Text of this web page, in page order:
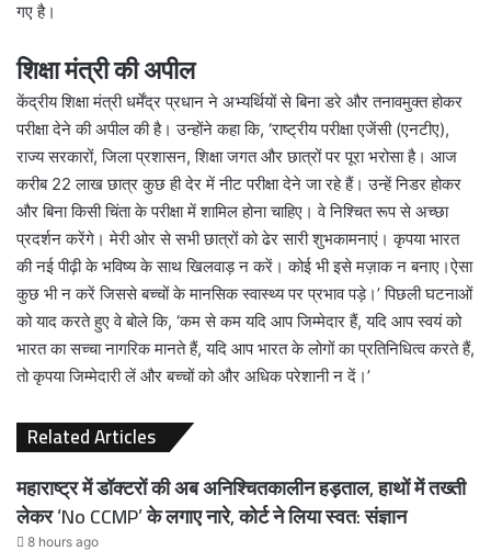
गए है।
शिक्षा मंत्री की अपील
केंद्रीय शिक्षा मंत्री धर्मेंद्र प्रधान ने अभ्यर्थियों से बिना डरे और तनावमुक्त होकर
परीक्षा देने की अपील की है। उन्होंने कहा कि, ‘राष्ट्रीय परीक्षा एजेंसी (एनटीए),
राज्य सरकारों, जिला प्रशासन, शिक्षा जगत और छात्रों पर पूरा भरोसा है। आज
करीब 22 लाख छात्र कुछ ही देर में नीट परीक्षा देने जा रहे हैं। उन्हें निडर होकर
और बिना किसी चिंता के परीक्षा में शामिल होना चाहिए। वे निश्चित रूप से अच्छा
प्रदर्शन करेंगे। मेरी ओर से सभी छात्रों को ढेर सारी शुभकामनाएं। कृपया भारत
की नई पीढ़ी के भविष्य के साथ खिलवाड़ न करें। कोई भी इसे मज़ाक न बनाए।ऐसा
कुछ भी न करें जिससे बच्चों के मानसिक स्वास्थ्य पर प्रभाव पड़े।’ पिछली घटनाओं
को याद करते हुए वे बोले कि, ‘कम से कम यदि आप जिम्मेदार हैं, यदि आप स्वयं को
भारत का सच्चा नागरिक मानते हैं, यदि आप भारत के लोगों का प्रतिनिधित्व करते हैं,
तो कृपया जिम्मेदारी लें और बच्चों को और अधिक परेशानी न दें।’
Related Articles
महाराष्ट्र में डॉक्टरों की अब अनिश्चितकालीन हड़ताल, हाथों में तख्ती
लेकर ‘No CCMP’ के लगाए नारे, कोर्ट ने लिया स्वत: संज्ञान
8 hours ago